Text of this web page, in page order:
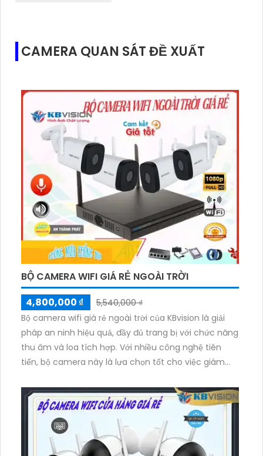
CAMERA QUAN SÁT ĐỀ XUẤT
BỘ CAMERA WIFI GIÁ RẺ NGOÀI TRỜI
4,800,000 ₫
5,540,000 ₫
Bộ camera wifi giá rẻ ngoài trời của KBvision là giải
pháp an ninh hiệu quả, đầy đủ trang bị với chức năng
thu âm và loa tích hợp. Với nhiều công nghệ tiên
tiến, bộ camera này là lựa chọn tốt cho việc giám
khả năng kết nối không dây, cho phép bạn theo dõi
từ xa thông qua ứng dụng trên điện thoại di động.
Chất lượng hình ảnh sắc nét, độ phân giải cao giúp
quan sát rõ ràng ngay cả trong điều kiện ánh sáng
yếu.Với khả năng chống nước và chịu được thời tiết